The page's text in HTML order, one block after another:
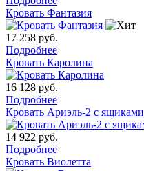
Кровать Фантазия
17 258 руб.
Подробнее
Кровать Каролина
16 128 руб.
Подробнее
Кровать Ариэль-2 с ящиками
14 922 руб.
Подробнее
Кровать Виолетта